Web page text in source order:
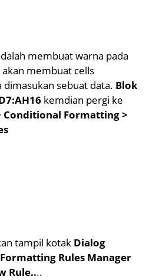
membuat warna pada
akan membuat cells
dimasukan sebuat data. Blok
kemdian pergi ke
Conditional Formatting >
tampil kotak Dialog
Rules Manager
Rule....